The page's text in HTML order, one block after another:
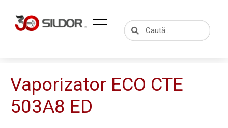
content
CautăCaută
Vaporizator ECO CTE
503A8 ED